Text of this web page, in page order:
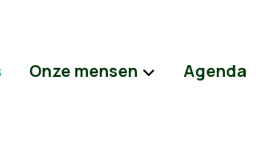
Onze mensen Agenda